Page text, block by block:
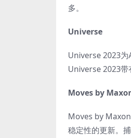
多。
Universe
Universe 2023为
Universe 2023带
Moves by
Moves by
稳定性的更新。